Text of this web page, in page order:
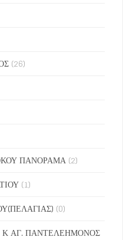
(26)
ΠΑΝΟΡΑΜΑ (2)
(1)
(0)
Κ ΑΓ. ΠΑΝΤΕΛΕΗΜΟΝΟΣ